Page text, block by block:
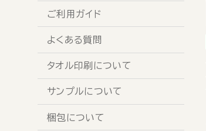
ご利用ガイド
よくある質問
タオル印刷について
サンプルについて
梱包について